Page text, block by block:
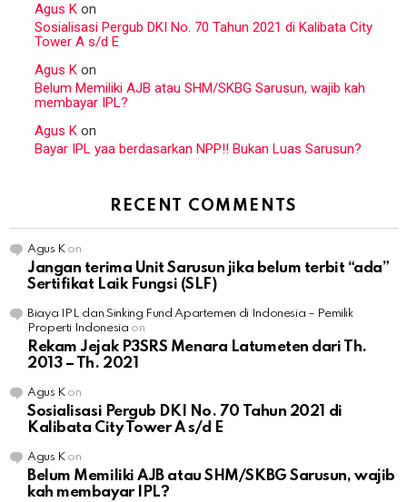
Agus K on
Sosialisasi Pergub DKI No. 70 Tahun 2021 di Kalibata City
Tower A s/d E
Agus K on
Belum Memiliki AJB atau SHM/SKBG Sarusun, wajib kah
membayar IPL?
Agus K on
Bayar IPL yaa berdasarkan NPP!! Bukan Luas Sarusun?
RECENT COMMENTS
Agus Kon
Jangan terima Unit Sarusun jika belum terbit “ada”
Sertifikat Laik Fungsi (SLF)
Biaya IPL dan Sinking Fund Apartemen di Indonesia – Pemilik
Properti Indonesia on
Rekam Jejak P3SRS Menara Latumeten dari Th.
2013 – Th. 2021
Agus Kon
Sosialisasi Pergub DKI No. 70 Tahun 2021 di
Kalibata City Tower A s/d E
Agus Kon
Belum Memiliki AJB atau SHM/SKBG Sarusun, wajib
kah membayar IPL?